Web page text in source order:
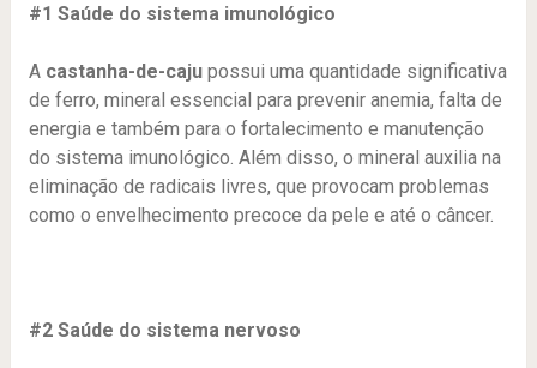
#1 Saúde do sistema imunológico
A castanha-de-cajupossui uma quantidade significativa
de ferro, mineral essencial para prevenir anemia, falta de
energia e também para o fortalecimento e manutenção
do sistema imunológico. Além disso, o mineral auxilia na
eliminação de radicais livres, que provocam problemas
como o envelhecimento precoce da pele e até o câncer.
#2 Saúde do sistema nervoso